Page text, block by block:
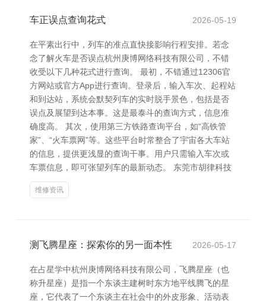
车正误点查询花式 2026-05-19
在平素出行中，列车的准点直快接影响行程安排。若念
念了解火车是否误点杭州庚博网络科技有限公司，不错
收受以下几种花式进行查询。 最初，不错通过12306官
方网站或官方App进行查询。登录后，输入车次、起程站
和到达站，系统会默契列车的实时脱手景色，包括是否
误点及展望到达本事。这是最泰斗的查询方式，信息准
确度高。 其次，使用第三方铁路查询平台，如“高铁管
家”、“火车票网”等。这些平台时常整合了宇宙各大车站
的信息，提供更浅显的查询干事。用户只需输入车次或
车票信息，即可张望列车的最新动态。 东莞市胡律科技
维修资讯
测飞腾星座：探索你的另一面本性 2026-05-17
在占星学中杭州庚博网络科技有限公司，飞腾星座（也
称升星座）是指一个东谈主建树时东方地平线腾飞的星
座，它代表了一个东谈主在社会中的外皮形象、活动表